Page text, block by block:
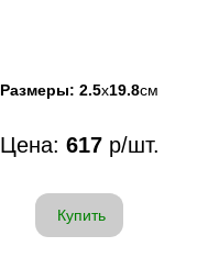
Размеры: 2.5x19.8см
Цена: 617р/шт.
Купить